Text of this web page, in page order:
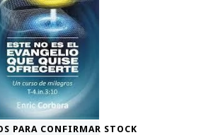
PARA CONFIRMAR STOCK